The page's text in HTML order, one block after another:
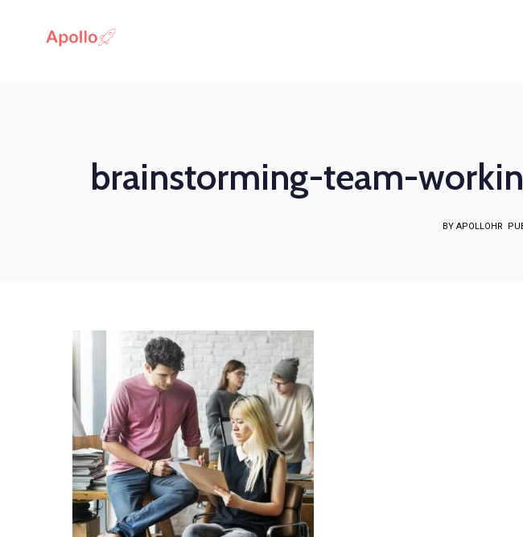
brainstorming-team-
BY APOLLOHR